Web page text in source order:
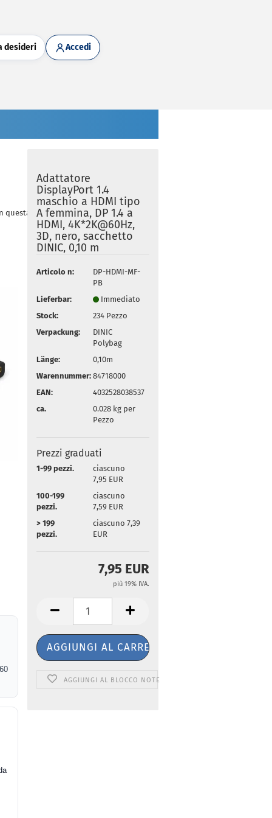
desideri Accedi
questa categoria
Adattatore
DisplayPort 1.4
maschio a HDMI tipo
A femmina, DP 1.4 a
HDMI, 4K*2K@60Hz,
3D, nero, sacchetto
DINIC, 0,10 m
Articolo n:
DP-HDMI-MF-
PB
Lieferbar:
Immediato
Stock:
234 Pezzo
Verpackung:
DINIC
Polybag
Länge:
0,10m
Warennummer: 84718000
EAN:
4032528038537
ca.
0.028kg per
Pezzo
Prezzi graduati
1-99 pezzi.
ciascuno
7,95 EUR
100-199
pezzi.
ciascuno
7,59 EUR
> 199
pezzi.
ciascuno 7,39
EUR
7,95 EUR
più 19% IVA.
AGGIUNGI AL BLOCCO NOTE